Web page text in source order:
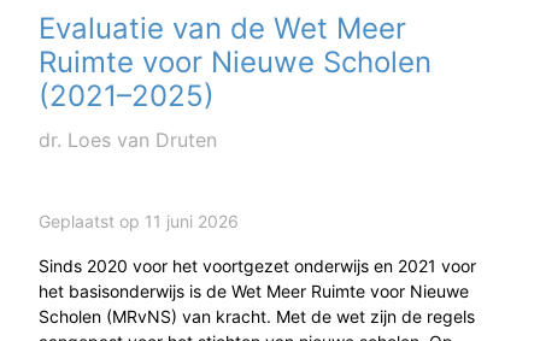
Evaluatie van de Wet Meer
Ruimte voor Nieuwe Scholen
(2021–2025)
dr. Loes van Druten
Geplaatst op 11 juni 2026
Sinds 2020 voor het voortgezet onderwijs en 2021 voor
het basisonderwijs is de Wet Meer Ruimte voor Nieuwe
Scholen (MRvNS) van kracht. Met de wet zijn de regels